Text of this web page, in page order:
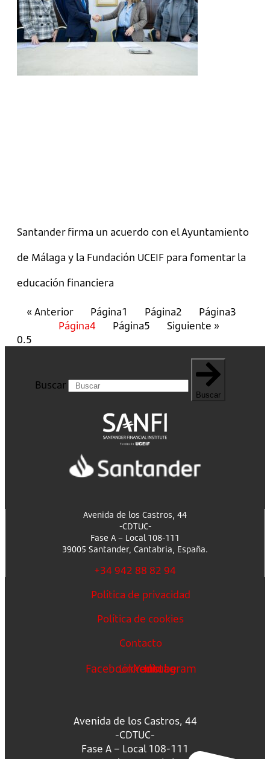
Santander firma un acuerdo con el Ayuntamiento
de Málaga y la Fundación UCEIF para fomentar la
educación financiera
« Anterior Página1 Página2 Página3
Página4 Página5 Siguiente »
Buscar
Buscar
Avenida de los Castros, 44
-CDTUC-
Fase A – Local 108-111
39005 Santander, Cantabria, España.
+34 942 88 82 94
Política de privacidad
Política de cookies
Contacto
FacebookLinkedin
Youtube
Instagram
Avenida de los Castros, 44
-CDTUC-
Fase A – Local 108-111